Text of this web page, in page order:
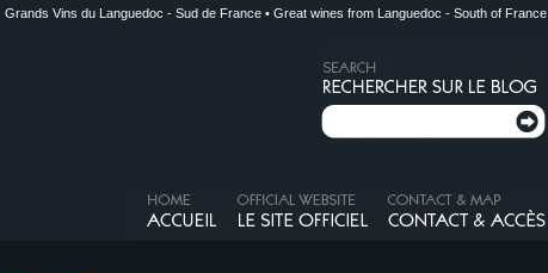
Grands Vins du Languedoc - Sud de France • Great wines from Languedoc - South of France